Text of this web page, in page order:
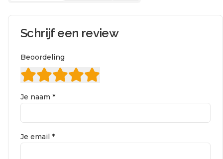
Schrijf een review
Beoordeling
Je naam *
Je email *